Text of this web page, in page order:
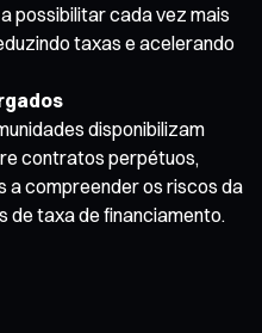
possibilitar cada vez mais
taxas e acelerando
disponibilizam
contratos perpétuos,
a compreender os riscos da
de taxa de financiamento.